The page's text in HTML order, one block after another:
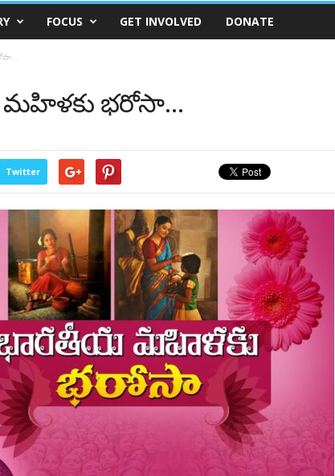
FOCUS GET INVOLVED DONATE
మహిళకు భరోసా…
Twitter